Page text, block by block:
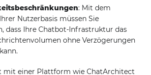
: Mit dem
Nutzerbasis müssen Sie
dass Ihre Chatbot-Infrastruktur das
ohne Verzögerungen
mit einer Plattform wie ChatArchitect